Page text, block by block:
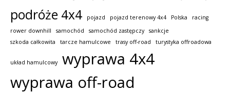
podróże 4x4 pojazd pojazd terenowy 4x4 Polska
racing
rower downhill
samochód samochód zastępczy
sankcje
szkoda całkowita
tarcze hamulcowe trasy off-road turystyka offroadowa
układ hamulcowy
wyprawa 4x4
wyprawa off-road